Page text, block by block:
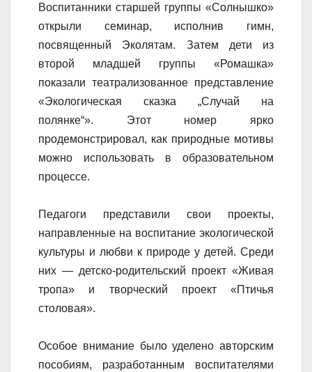
Воспитанники старшей группы «Солнышко»
открыли семинар, исполнив гимн,
посвященный Эколятам. Затем дети из
второй младшей группы «Ромашка»
показали театрализованное представление
«Экологическая сказка „Случай на
полянке“». Этот номер ярко
продемонстрировал, как природные мотивы
можно использовать в образовательном
процессе.
Педагоги представили свои проекты,
направленные на воспитание экологической
культуры и любви к природе у детей. Среди
них — детско-родительский проект «Живая
тропа» и творческий проект «Птичья
столовая».
Особое внимание было уделено авторским
пособиям, разработанным воспитателями